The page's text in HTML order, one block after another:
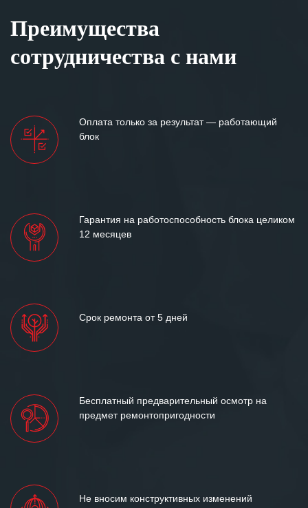
Преимущества
сотрудничества с нами
Оплата только за результат — работающий
блок
Гарантия на работоспособность блока целиком
12 месяцев
Срок ремонта от 5 дней
Бесплатный предварительный осмотр на
предмет ремонтопригодности
Не вносим конструктивных изменений